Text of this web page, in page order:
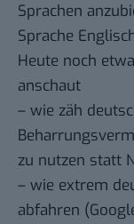
Sprachen
Sprache
Heute noch
anschaut
– wie zäh
zu nutzen statt
– wie extrem
abfahren